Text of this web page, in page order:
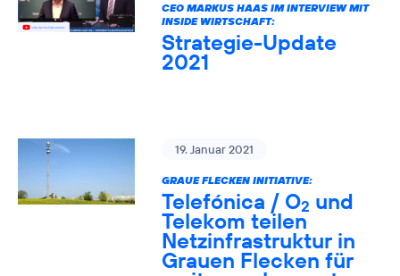
CEO MARKUS HAAS IM INTERVIEW MIT
INSIDE WIRTSCHAFT:
Strategie-Update
2021
19. Januar 2021
GRAUE FLECKEN INITIATIVE:
Telefónica / O2 und
Telekom teilen
Netzinfrastruktur in
Grauen Flecken für